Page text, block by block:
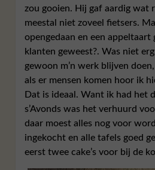
zou gooien. Hij gaf aardig wat
meestal niet zoveel fietsers.
opengedaan en een appeltaart
klanten geweest?. Was niet
gewoon m’n werk blijven
als er mensen komen hoor ik
Dat is ideaal. Want ik had het
s’Avonds was het verhuurd
daar moest alles nog voor
ingekocht en alle tafels goed
eerst twee cake’s voor bij de